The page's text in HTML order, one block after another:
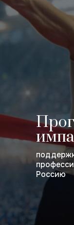
Россию